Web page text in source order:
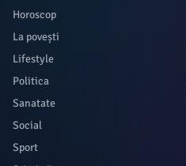
Horoscop
La povești
Lifestyle
Politica
Sanatate
Social
Sport